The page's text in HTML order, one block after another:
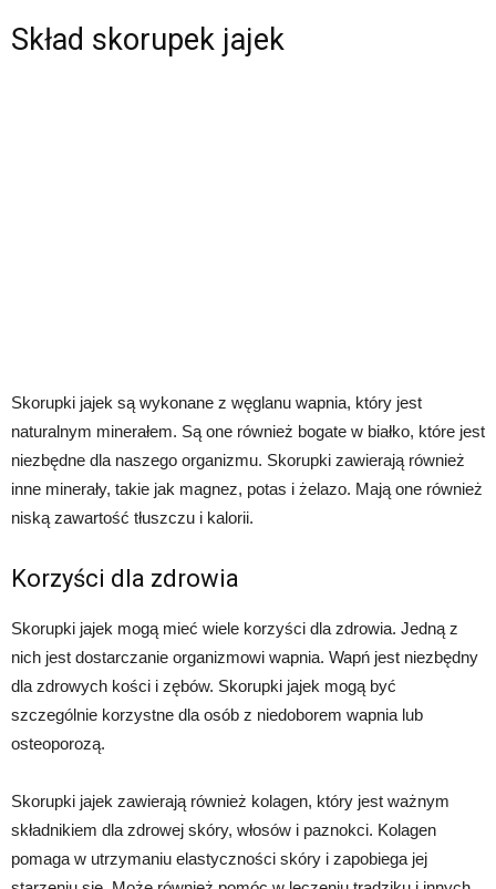
Skład skorupek jajek
Skorupki jajek są wykonane z węglanu wapnia, który jest
naturalnym minerałem. Są one również bogate w białko, które jest
niezbędne dla naszego organizmu. Skorupki zawierają również
inne minerały, takie jak magnez, potas i żelazo. Mają one również
niską zawartość tłuszczu i kalorii.
Korzyści dla zdrowia
Skorupki jajek mogą mieć wiele korzyści dla zdrowia. Jedną z
nich jest dostarczanie organizmowi wapnia. Wapń jest niezbędny
dla zdrowych kości i zębów. Skorupki jajek mogą być
szczególnie korzystne dla osób z niedoborem wapnia lub
osteoporozą.
Skorupki jajek zawierają również kolagen, który jest ważnym
składnikiem dla zdrowej skóry, włosów i paznokci. Kolagen
pomaga w utrzymaniu elastyczności skóry i zapobiega jej